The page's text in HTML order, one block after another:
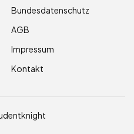
Bundesdatenschutz
AGB
Impressum
Kontakt